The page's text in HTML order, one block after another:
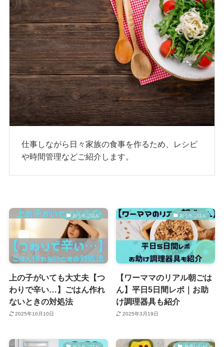
仕事しながら日々家族の食事を作るため、レシピ
や時間管理などご紹介します。
おうちごはん
上の子がいても大丈夫【つ
わりで辛い…】ごはん作れ
ないときの対処法
2025年10月10日
おうちごはん
【ワーママのリアル朝ごは
ん】平日5日間レポ｜お助
け調理器具も紹介
2025年3月19日